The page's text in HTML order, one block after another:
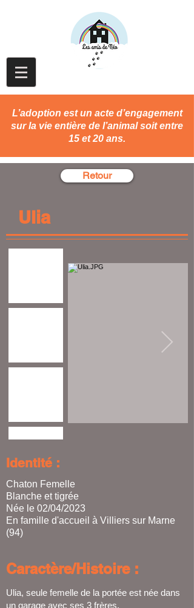
L’adoption est un acte d’engagement
sur la vie entière de l’animal soit entre
15 et 20 ans.
Retour
Ulia
Identité :
Chaton Femelle
Blanche et tigrée
Née le 02/04/2023
En famille d'accueil à Villiers sur Marne
(94)
Caractère/Histoire :
Ulia, seule femelle de la portée est née dans
un garage avec ses 3 frères.